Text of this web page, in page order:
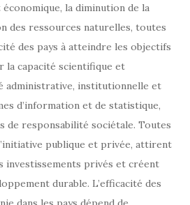
la diminution de la
des ressources naturelles, toutes
des pays à atteindre les objectifs
la capacité scientifique et
administrative, institutionnelle et
d’information et de statistique,
de responsabilité sociétale. Toutes
publique et privée, attirent
investissements privés et créent
durable. L’efficacité des